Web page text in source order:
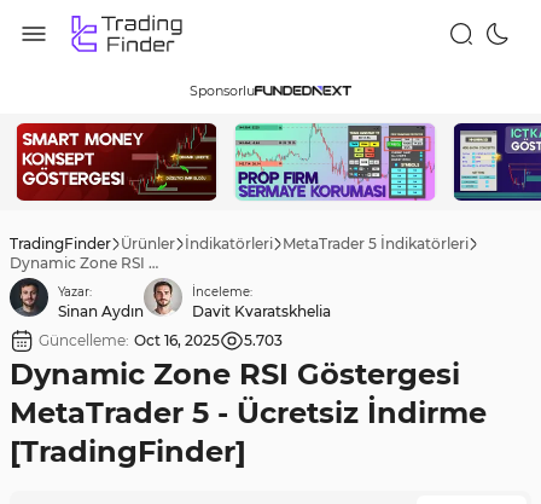
Sponsorlu
TradingFinder Ürünler İndikatörleri MetaTrader 5 İndikatörleri
Dynamic Zone RSI Göstergesi MetaTrader 5 - Ücretsiz İndirme [TradingFinder]
Yazar:
Sinan Aydın
İnceleme:
Davit Kvaratskhelia
Güncelleme: Oct 16, 2025 5.703
Dynamic Zone RSI Göstergesi
MetaTrader 5 - Ücretsiz İndirme
[TradingFinder]